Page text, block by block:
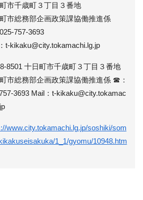
市千歳町３丁目３番地
市総務部企画政策課協働推進係
757-3693
t-kikaku@city.tokamachi.lg.jp
8501 十日町市千歳町３丁目３番地
市総務部企画政策課協働推進係 ☎：
3693 Mail：t-kikaku@city.tokamac
www.city.tokamachi.lg.jp/soshiki/som
1_1/gyomu/10948.htm